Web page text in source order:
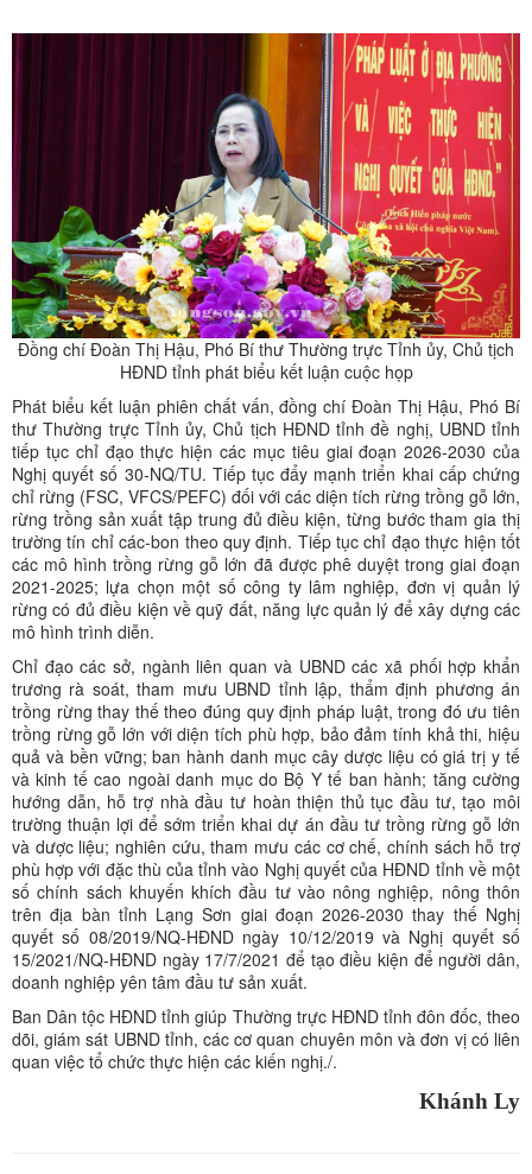
Đồng chí Đoàn Thị Hậu, Phó Bí thư Thường trực Tỉnh ủy, Chủ tịch
HĐND tỉnh phát biểu kết luận cuộc họp
Phát biểu kết luận phiên chất vấn, đồng chí Đoàn Thị Hậu, Phó Bí
thư Thường trực Tỉnh ủy, Chủ tịch HĐND tỉnh đề nghị, UBND tỉnh
tiếp tục chỉ đạo thực hiện các mục tiêu giai đoạn 2026-2030 của
Nghị quyết số 30-NQ/TU. Tiếp tục đẩy mạnh triển khai cấp chứng
chỉ rừng (FSC, VFCS/PEFC) đối với các diện tích rừng trồng gỗ lớn,
rừng trồng sản xuất tập trung đủ điều kiện, từng bước tham gia thị
trường tín chỉ các-bon theo quy định. Tiếp tục chỉ đạo thực hiện tốt
các mô hình trồng rừng gỗ lớn đã được phê duyệt trong giai đoạn
2021-2025; lựa chọn một số công ty lâm nghiệp, đơn vị quản lý
rừng có đủ điều kiện về quỹ đất, năng lực quản lý để xây dựng các
mô hình trình diễn.
Chỉ đạo các sở, ngành liên quan và UBND các xã phối hợp khẩn
trương rà soát, tham mưu UBND tỉnh lập, thẩm định phương án
trồng rừng thay thế theo đúng quy định pháp luật, trong đó ưu tiên
trồng rừng gỗ lớn với diện tích phù hợp, bảo đảm tính khả thi, hiệu
quả và bền vững; ban hành danh mục cây dược liệu có giá trị y tế
và kinh tế cao ngoài danh mục do Bộ Y tế ban hành; tăng cường
hướng dẫn, hỗ trợ nhà đầu tư hoàn thiện thủ tục đầu tư, tạo môi
trường thuận lợi để sớm triển khai dự án đầu tư trồng rừng gỗ lớn
và dược liệu; nghiên cứu, tham mưu các cơ chế, chính sách hỗ trợ
phù hợp với đặc thù của tỉnh vào Nghị quyết của HĐND tỉnh về một
số chính sách khuyến khích đầu tư vào nông nghiệp, nông thôn
trên địa bàn tỉnh Lạng Sơn giai đoạn 2026-2030 thay thế Nghị
quyết số 08/2019/NQ-HĐND ngày 10/12/2019 và Nghị quyết số
15/2021/NQ-HĐND ngày 17/7/2021 để tạo điều kiện để người dân,
doanh nghiệp yên tâm đầu tư sản xuất.
Ban Dân tộc HĐND tỉnh giúp Thường trực HĐND tỉnh đôn đốc, theo
dõi, giám sát UBND tỉnh, các cơ quan chuyên môn và đơn vị có liên
quan việc tổ chức thực hiện các kiến nghị./.
Khánh Ly